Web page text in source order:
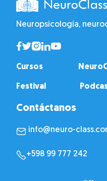
Neuropsicología,
Cursos
Festival
Contáctanos
info@neuro-
+598 99 777 242